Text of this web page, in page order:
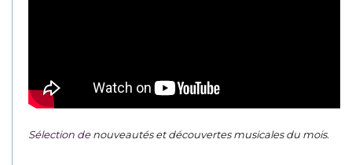
Sélection denouveautés et découvertes musicales du mois.